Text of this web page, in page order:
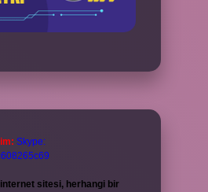
Skype:
sitesi, herhangi bir